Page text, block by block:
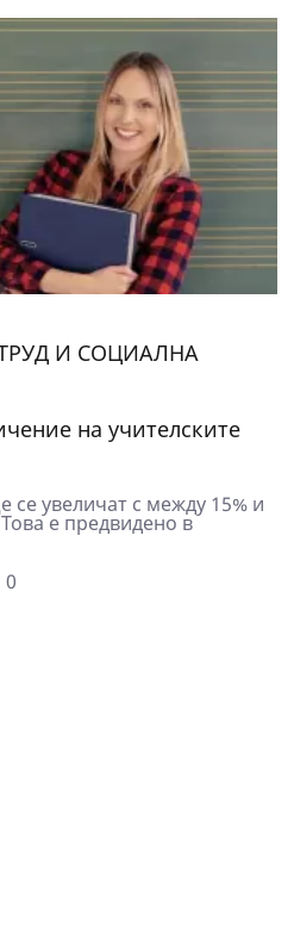
И СОЦИАЛНА
на учителските
се увеличат с между 15% и
е предвидено в
0